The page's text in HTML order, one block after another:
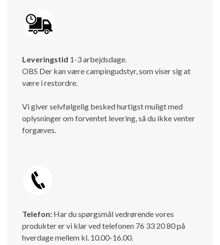
Leveringstid 1-3 arbejdsdage.
OBS Der kan være campingudstyr, som viser sig at
være i restordre.
Vi giver selvfølgelig besked hurtigst muligt med
oplysninger om forventet levering, så du ikke venter
forgæves.
Telefon: Har du spørgsmål vedrørende vores
produkter er vi klar ved telefonen 76 33 20 80 på
hverdage mellem kl. 10.00-16.00.